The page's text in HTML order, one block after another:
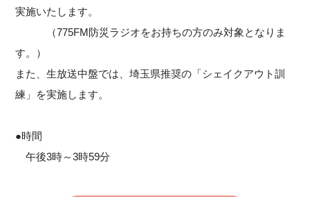
実施いたします。
（775FM防災ラジオをお持ちの方のみ対象となりま
す。）
また、生放送中盤では、埼玉県推奨の「シェイクアウト訓
練」を実施します。
●時間
午後3時～3時59分